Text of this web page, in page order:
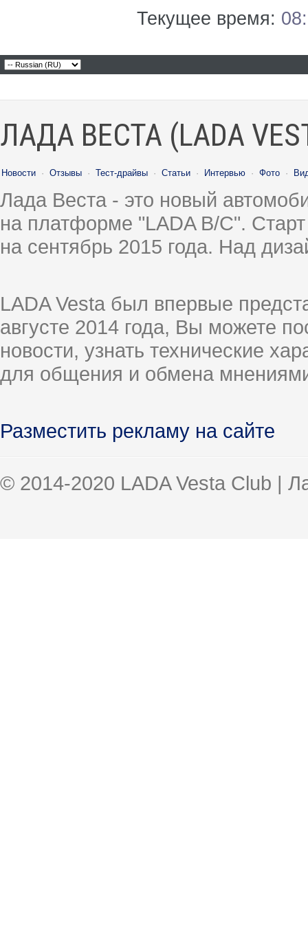
Текущее время:
ЛАДА ВЕСТА (LADA
Новости · Отзывы · Тест-драйвы · Статьи · Интервью · Фото ·
Лада Веста - это новый
на платформе "LADA B/C".
на сентябрь 2015 года. Над
LADA Vesta был впервые
августе 2014 года, Вы можете
новости, узнать технические
для общения и обмена
Разместить рекламу на сайте
© 2014-2020 LADA Vesta Club |